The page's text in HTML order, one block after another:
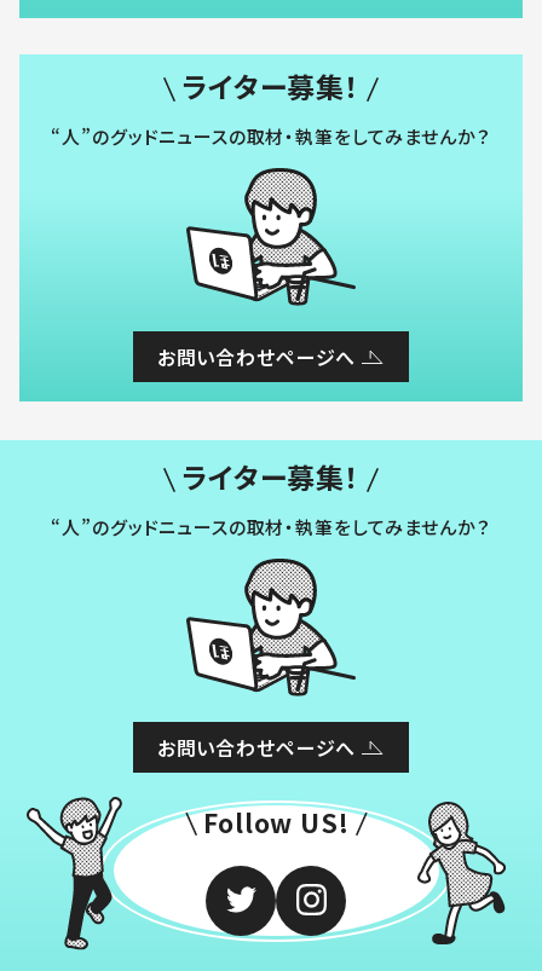
ライター募集！
“人”のグッドニュースの取材・執筆をしてみませんか？
お問い合わせページへ
ライター募集！
“人”のグッドニュースの取材・執筆をしてみませんか？
お問い合わせページへ
Follow US!